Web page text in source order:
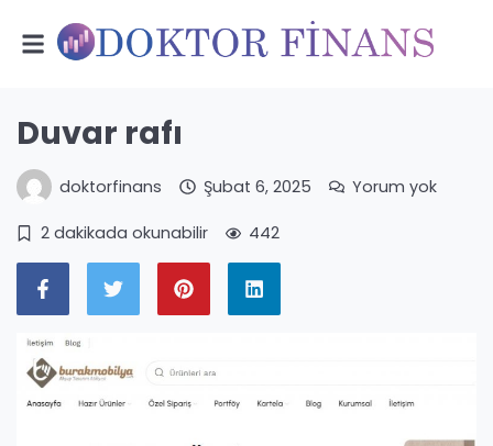
Duvar rafı
doktorfinans Şubat 6, 2025 Yorum yok
2 dakikada okunabilir 442